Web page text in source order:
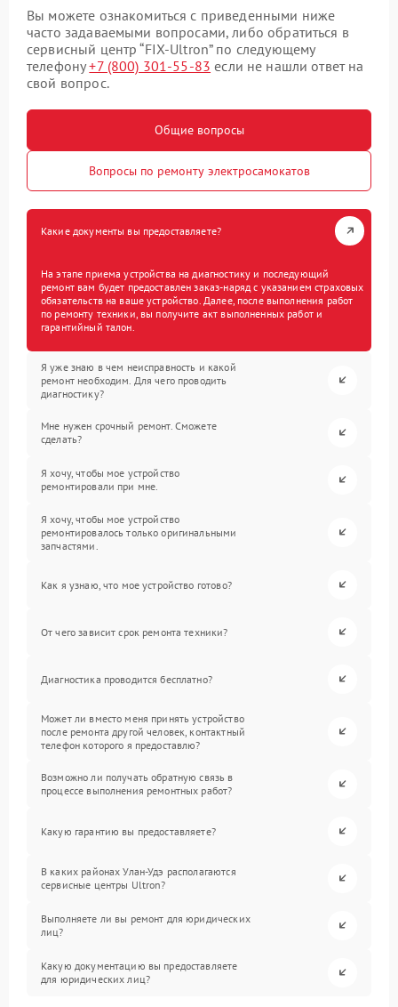
Вы можете ознакомиться с приведенными ниже
часто задаваемыми вопросами, либо обратиться в
сервисный центр “FIX-Ultron” по следующему
телефону+7 (800) 301-55-83 если не нашли ответ на
свой вопрос.
Общие вопросы
Вопросы по ремонту электросамокатов
Какие документы вы предоставляете?
На этапе приема устройства на диагностику и последующий
ремонт вам будет предоставлен заказ-наряд с указанием страховых
обязательств на ваше устройство. Далее, после выполнения работ
по ремонту техники, вы получите акт выполненных работ и
гарантийный талон.
Я уже знаю в чем неисправность и какой
ремонт необходим. Для чего проводить
диагностику?
Мне нужен срочный ремонт. Сможете
сделать?
Я хочу, чтобы мое устройство
ремонтировали при мне.
Я хочу, чтобы мое устройство
ремонтировалось только оригинальными
запчастями.
Как я узнаю, что мое устройство готово?
От чего зависит срок ремонта техники?
Диагностика проводится бесплатно?
Может ли вместо меня принять устройство
после ремонта другой человек, контактный
телефон которого я предоставлю?
Возможно ли получать обратную связь в
процессе выполнения ремонтных работ?
Какую гарантию вы предоставляете?
В каких районах Улан-Удэ располагаются
сервисные центры Ultron?
Выполняете ли вы ремонт для юридических
лиц?
Какую документацию вы предоставляете
для юридических лиц?